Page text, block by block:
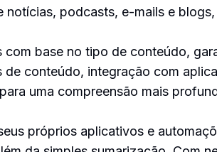
podcasts, e-mails e
base no tipo de conteúdo,
conteúdo, integração com
uma compreensão mais
próprios aplicativos e